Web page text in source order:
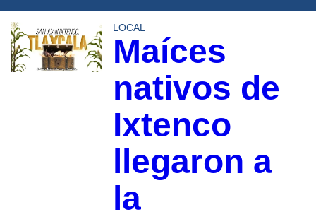
LOCAL
Maíces
nativos de
Ixtenco
llegaron a
la